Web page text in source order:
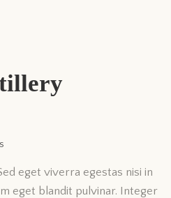
eget viverra egestas nisi in
eget blandit pulvinar. Integer